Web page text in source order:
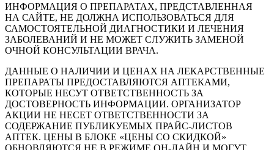
ИНФОРМАЦИЯ О ПРЕПАРАТАХ, ПРЕДСТАВЛЕННАЯ
НА САЙТЕ, НЕ ДОЛЖНА ИСПОЛЬЗОВАТЬСЯ ДЛЯ
САМОСТОЯТЕЛЬНОЙ ДИАГНОСТИКИ И ЛЕЧЕНИЯ
ЗАБОЛЕВАНИЙ И НЕ МОЖЕТ СЛУЖИТЬ ЗАМЕНОЙ
ОЧНОЙ КОНСУЛЬТАЦИИ ВРАЧА.
ДАННЫЕ О НАЛИЧИИ И ЦЕНАХ НА ЛЕКАРСТВЕННЫЕ
ПРЕПАРАТЫ ПРЕДОСТАВЛЯЮТСЯ АПТЕКАМИ,
КОТОРЫЕ НЕСУТ ОТВЕТСТВЕННОСТЬ ЗА
ДОСТОВЕРНОСТЬ ИНФОРМАЦИИ. ОРГАНИЗАТОР
АКЦИИ НЕ НЕСЕТ ОТВЕТСТВЕННОСТИ ЗА
СОДЕРЖАНИЕ ПУБЛИКУЕМЫХ ПРАЙС-ЛИСТОВ
АПТЕК. ЦЕНЫ В БЛОКЕ «ЦЕНЫ СО СКИДКОЙ»
ОБНОВЛЯЮТСЯ НЕ В РЕЖИМЕ ОН-ЛАЙН И МОГУТ